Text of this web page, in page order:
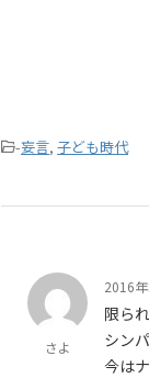
-妄言, 子ども時代
さよ
2016
限ら
シン
今は